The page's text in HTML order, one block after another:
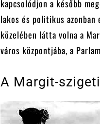
kapcsolódjon a később
lakos és politikus azonban
közelében látta volna a
város központjába, a
A Margit-